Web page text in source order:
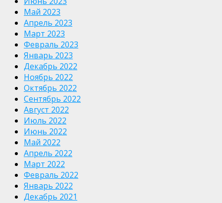
Май 2023
Апрель 2023
Март 2023
Февраль 2023
Январь 2023
Декабрь 2022
Ноябрь 2022
Октябрь 2022
Сентябрь 2022
Август 2022
Июль 2022
Июнь 2022
Май 2022
Апрель 2022
Март 2022
Февраль 2022
Январь 2022
Декабрь 2021